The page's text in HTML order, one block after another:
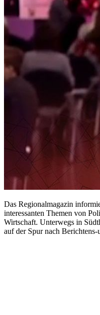
Das Regionalmagazin
interessanten Themen von
Wirtschaft. Unterwegs in
auf der Spur nach